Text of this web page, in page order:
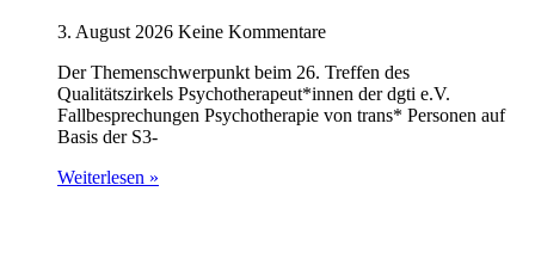
3. August 2026 Keine Kommentare
Der Themenschwerpunkt beim 26. Treffen des
Qualitätszirkels Psychotherapeut*innen der dgti e.V.
Fallbesprechungen Psychotherapie von trans* Personen auf
Basis der S3-
Weiterlesen »